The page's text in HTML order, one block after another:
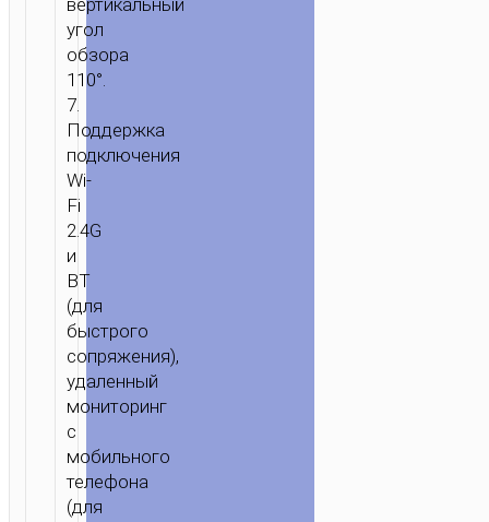
вертикальный
угол
обзора
110°.
7.
Поддержка
подключения
Wi-
Fi
2.4G
и
BT
(для
быстрого
сопряжения),
удаленный
мониторинг
с
мобильного
телефона
(для